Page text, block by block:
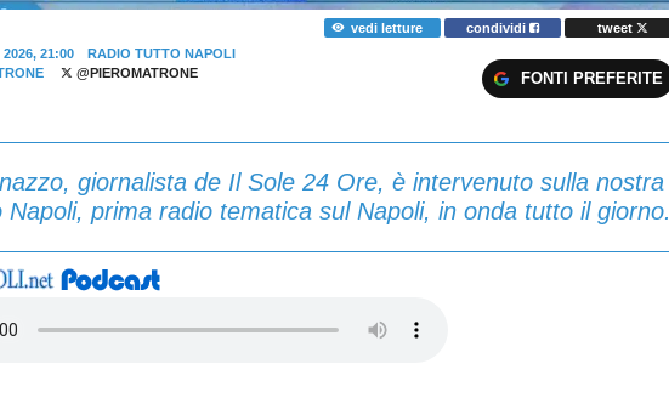
vedi letture condividi
tweet
2026, 21:00
RADIO TUTTO NAPOLI
@PIEROMATRONE FONTI PREFERITE
giornalista de Il Sole 24 Ore, è intervenuto sulla nostra
Napoli, prima radio tematica sul Napoli, in onda tutto il giorno.